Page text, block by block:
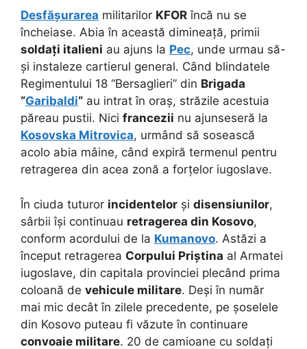
Desfășurarea militarilor KFOR încă nu se
încheiase. Abia în această dimineață, primii
soldați italieni au ajuns la Pec, unde urmau să-
și instaleze cartierul general. Când blindatele
Regimentului 18 “Bersaglieri” din Brigada
“Garibaldi“ au intrat în oraș, străzile acestuia
păreau pustii. Nici francezii nu ajunseseră la
Kosovska Mitrovica, urmând să sosească
acolo abia mâine, când expiră termenul pentru
retragerea din acea zonă a forțelor iugoslave.
În ciuda tuturor incidentelor și disensiunilor,
sârbii își continuau retragerea din Kosovo,
conform acordului de la Kumanovo. Astăzi a
început retragerea Corpului Priștina al Armatei
iugoslave, din capitala provinciei plecând prima
coloană de vehicule militare. Deși în număr
mai mic decât în zilele precedente, pe șoselele
din Kosovo puteau fi văzute în continuare
convoaie militare. 20 de camioane cu soldați